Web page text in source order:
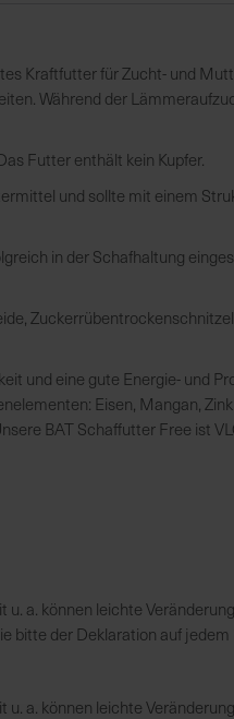
Kraftfutter für Zucht- und
Während der
Futter enthält kein Kupfer.
und sollte mit einem
in der Schafhaltung
und eine gute Energie- und
Eisen, Mangan,
BAT Schaffutter Free ist
a. können leichte
bitte der Deklaration auf
a. können leichte